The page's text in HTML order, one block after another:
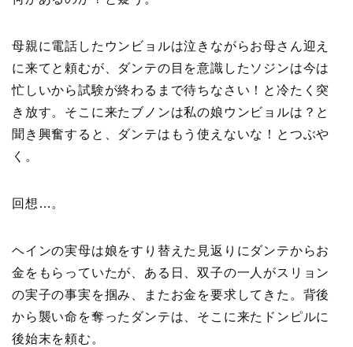
母親に電話したウンビョルは泣きながらお母さん迎え
に来てと頼むが、ダンテの目を意識したソジンは今は
忙しいから試験が終わるまで待ちなさい！と冷たく突
き放す。そこに来たブノンは私の娘ウンビョルは？と
聞き興奮すると、ダンテはもう使えないな！とつぶや
く。
回想…。
ヘインの実母は娘をすり替えた見返りにダンテからお
金をもらっていたが、ある日、双子の一人がスリョン
の実子の事実を掴み、またお金を要求してきた。背後
から襲い命を奪ったダンテは、そこに来たドンピルに
後始末を頼む。